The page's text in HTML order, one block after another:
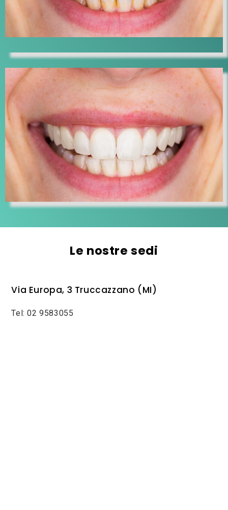
Le nostre sedi
Via Europa, 3 Truccazzano (MI)
Tel: 02 9583055